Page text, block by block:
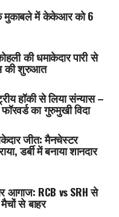
मुकाबले में केकेआर को 6
की धमाकेदार पारी से
की शुरुआत
हॉकी से लिया संन्यास –
का गुरुमुखी विदा
जीत: मैनचेस्टर
डर्बी में बनाया शानदार
आगाज: RCB vs SRH से
से बाहर